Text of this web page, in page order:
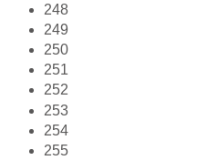
248
249
250
251
252
253
254
255